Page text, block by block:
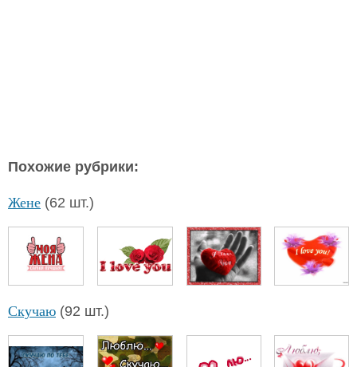
Похожие рубрики:
Жене (62 шт.)
Скучаю (92 шт.)